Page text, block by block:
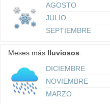
AGOSTO
JULIO
SEPTIEMBRE
Meses más lluviosos:
DICIEMBRE
NOVIEMBRE
MARZO